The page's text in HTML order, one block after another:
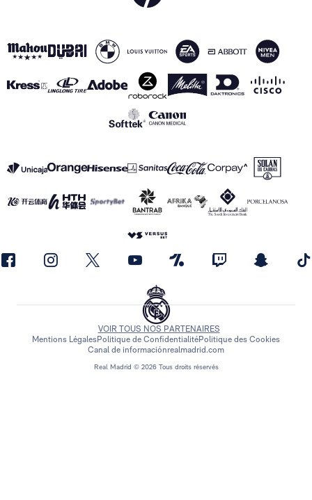
Real Madrid © 2026 Tous droits réservés
VOIR TOUS NOS PARTENAIRES
Mentions LégalesPolitique de ConfidentialitéPolitique des Cookies
Canal de informaciónrealmadrid.com